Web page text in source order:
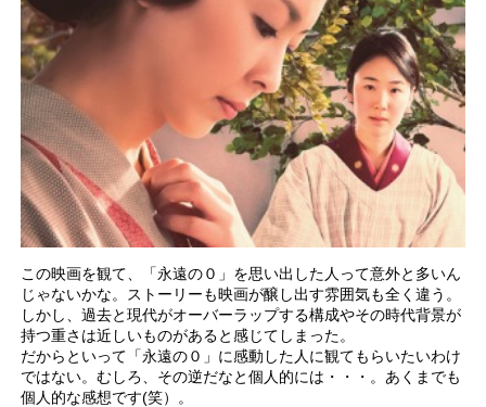
この映画を観て、「永遠の０」を思い出した人って意外と多いん
じゃないかな。ストーリーも映画が醸し出す雰囲気も全く違う。
しかし、過去と現代がオーバーラップする構成やその時代背景が
持つ重さは近しいものがあると感じてしまった。
だからといって「永遠の０」に感動した人に観てもらいたいわけ
ではない。むしろ、その逆だなと個人的には・・・。あくまでも
個人的な感想です(笑）。